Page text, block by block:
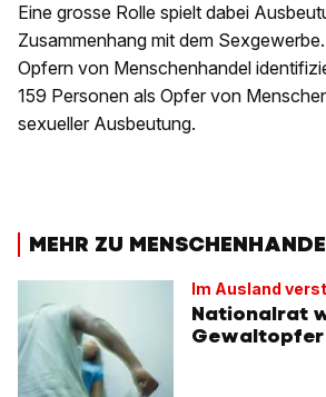
Eine grosse Rolle spielt dabei
Zusammenhang mit dem
Opfern von Menschenhandel
159 Personen als Opfer von
sexueller Ausbeutung.
MEHR ZU
Im Ausland
Nationalrat